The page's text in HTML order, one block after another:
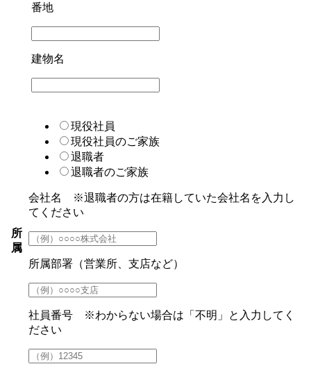
番地
建物名
所
属
現役社員
現役社員のご家族
退職者
退職者のご家族
会社名 ※退職者の方は在籍していた会社名を入力し
てください
所属部署（営業所、支店など）
社員番号 ※わからない場合は「不明」と入力してく
ださい